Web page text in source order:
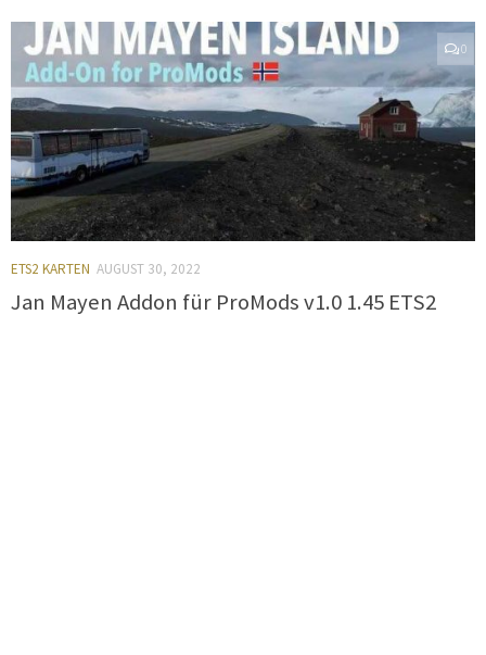
0
ETS2 KARTEN AUGUST 30, 2022
Jan Mayen Addon für ProMods v1.0 1.45 ETS2